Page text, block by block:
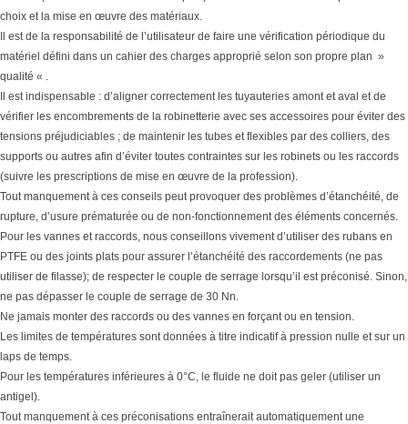
choix et la mise en œuvre des matériaux.
Il est de la responsabilité de l’utilisateur de faire une vérification périodique du
matériel défini dans un cahier des charges approprié selon son propre plan »
qualité « .
Il est indispensable : d’aligner correctement les tuyauteries amont et aval et de
vérifier les encombrements de la robinetterie avec ses accessoires pour éviter des
tensions préjudiciables ; de maintenir les tubes et flexibles par des colliers, des
supports ou autres afin d’éviter toutes contraintes sur les robinets ou les raccords
(suivre les prescriptions de mise en œuvre de la profession).
Tout manquement à ces conseils peut provoquer des problèmes d’étanchéité, de
rupture, d’usure prématurée ou de non-fonctionnement des éléments concernés.
Pour les vannes et raccords, nous conseillons vivement d’utiliser des rubans en
PTFE ou des joints plats pour assurer l’étanchéité des raccordements (ne pas
utiliser de filasse); de respecter le couple de serrage lorsqu’il est préconisé. Sinon,
ne pas dépasser le couple de serrage de 30 Nn.
Ne jamais monter des raccords ou des vannes en forçant ou en tension.
Les limites de températures sont données à titre indicatif à pression nulle et sur un
laps de temps.
Pour les températures inférieures à 0°C, le fluide ne doit pas geler (utiliser un
antigel).
Tout manquement à ces préconisations entraînerait automatiquement une